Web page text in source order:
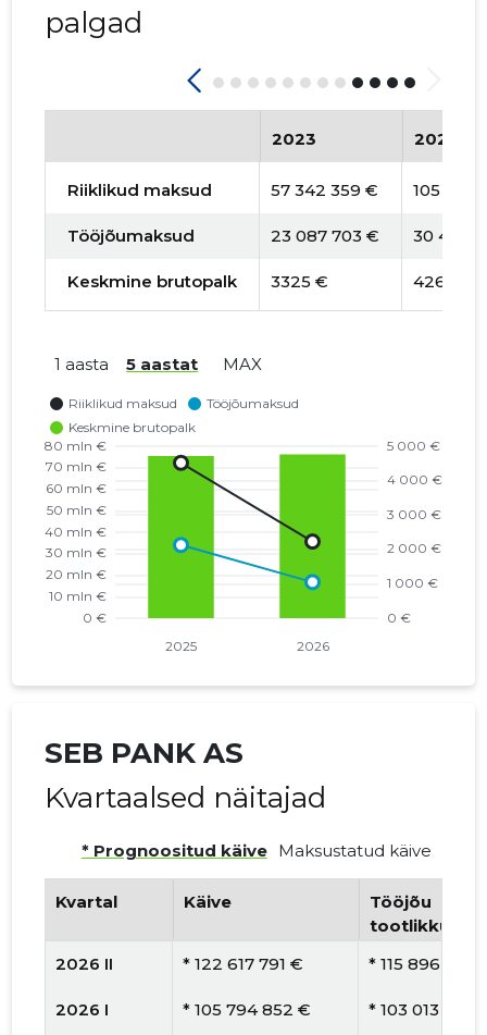
palgad
2023 2024
Riiklikud maksud 57 342 359 € 105 521
Tööjõumaksud 23 087 703 € 30 444
Keskmine brutopalk 3325 € 4260 €
1 aasta 5 aastat MAX
SEB PANK AS
Kvartaalsed näitajad
* Prognoositud käive Maksustatud käive
Kvartal Käive
Tööjõu
tootlikkus
2026 II
* 122 617 791 € * 115 896 €
2026 I * 105 794 852 € * 103 013 €